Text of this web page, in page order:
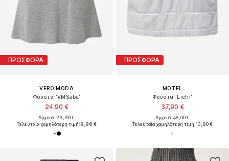
ΠΡΟΣΦΟΡΑ
VERO MODA
Φούστα 'VMSaba'
24,90 €
Αρχικά: 29,90 €
Τελευταία χαμηλότερη τιμή:9,96 €
ΠΡΟΣΦΟΡΑ
MOTEL
Φούστα 'Eichi'
37,90 €
Αρχικά: 48,00 €
Τελευταία χαμηλότερη τιμή:13,90 €